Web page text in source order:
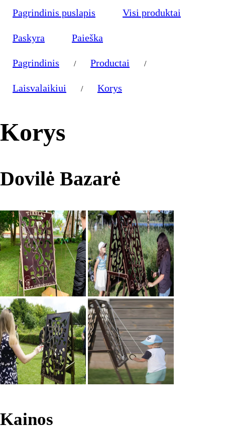
Pagrindinis puslapis Visi produktai
Paskyra Paieška
Pagrindinis / Productai /
Laisvalaikiui / Korys
Korys
Dovilė Bazarė
Kainos